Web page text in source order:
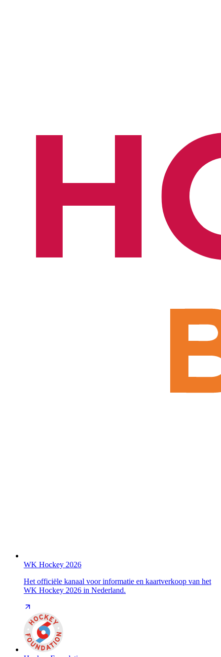
WK Hockey 2026
Het officiële kanaal voor informatie en kaartverkoop van het
WK Hockey 2026 in Nederland.